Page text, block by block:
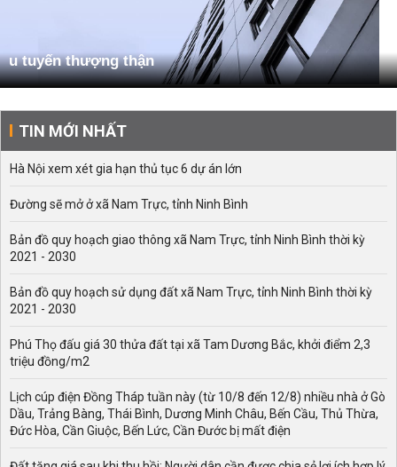
u tuyến thượng thận
TIN MỚI NHẤT
Hà Nội xem xét gia hạn thủ tục 6 dự án lớn
Đường sẽ mở ở xã Nam Trực, tỉnh Ninh Bình
Bản đồ quy hoạch giao thông xã Nam Trực, tỉnh Ninh Bình thời kỳ
2021 - 2030
Bản đồ quy hoạch sử dụng đất xã Nam Trực, tỉnh Ninh Bình thời kỳ
2021 - 2030
Phú Thọ đấu giá 30 thửa đất tại xã Tam Dương Bắc, khởi điểm 2,3
triệu đồng/m2
Lịch cúp điện Đồng Tháp tuần này (từ 10/8 đến 12/8) nhiều nhà ở Gò
Dầu, Trảng Bàng, Thái Bình, Dương Minh Châu, Bến Cầu, Thủ Thừa,
Đức Hòa, Cần Giuộc, Bến Lức, Cần Đước bị mất điện